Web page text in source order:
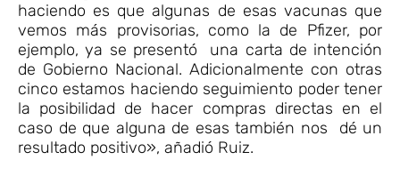
haciendo es que algunas de esas vacunas que
vemos más provisorias, como la de Pfizer, por
ejemplo, ya se presentó una carta de intención
de Gobierno Nacional. Adicionalmente con otras
cinco estamos haciendo seguimiento poder tener
la posibilidad de hacer compras directas en el
caso de que alguna de esas también nos dé un
resultado positivo», añadió Ruiz.